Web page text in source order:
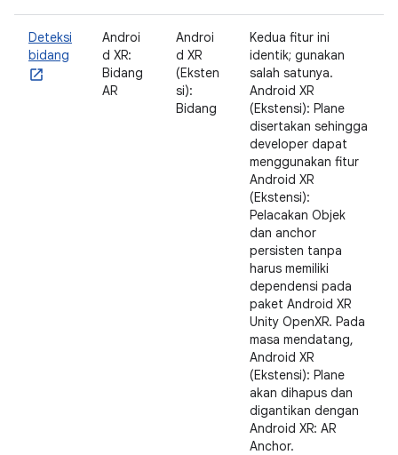
Deteksi
bidang
Androi
d XR:
Bidang
AR
Androi
d XR
(Eksten
si):
Bidang
Kedua fitur ini
identik; gunakan
salah satunya.
Android XR
(Ekstensi): Plane
disertakan sehingga
developer dapat
menggunakan fitur
Android XR
(Ekstensi):
Pelacakan Objek
dan anchor
persisten tanpa
harus memiliki
dependensi pada
paket Android XR
Unity OpenXR. Pada
masa mendatang,
Android XR
(Ekstensi): Plane
akan dihapus dan
digantikan dengan
Android XR: AR
Anchor.